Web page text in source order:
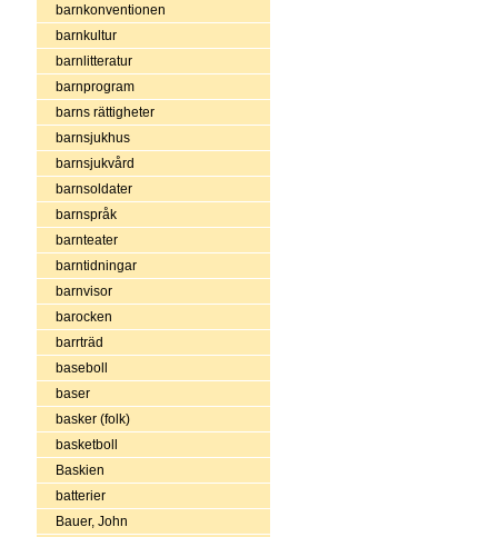
barnkonventionen
barnkultur
barnlitteratur
barnprogram
barns rättigheter
barnsjukhus
barnsjukvård
barnsoldater
barnspråk
barnteater
barntidningar
barnvisor
barocken
barrträd
baseboll
baser
basker (folk)
basketboll
Baskien
batterier
Bauer, John